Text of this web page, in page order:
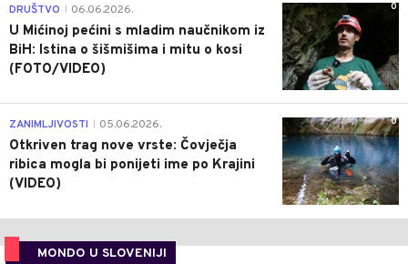
0
DRUŠTVO 06.06.2026.
U Mićinoj pećini s mladim naučnikom iz
BiH: Istina o šišmišima i mitu o kosi
(FOTO/VIDEO)
0
ZANIMLJIVOSTI 05.06.2026.
Otkriven trag nove vrste: Čovječja
ribica mogla bi ponijeti ime po Krajini
(VIDEO)
MONDO U SLOVENIJI